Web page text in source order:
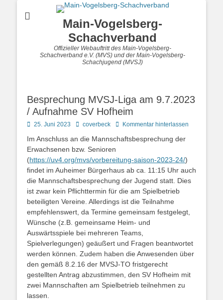
Main-Vogelsberg-
Schachverband
Offizieller Webauftritt des Main-Vogelsberg-
Schachverband e.V. (MVS) und der Main-Vogelsberg-
Schachjugend (MVSJ)
Besprechung MVSJ-Liga am 9.7.2023
/ Aufnahme SV Hofheim
Posted
25. Juni 2023 Autorcoverbeck Kommentar hinterlassen
Im Anschluss an die Mannschaftsbesprechung der
Erwachsenen bzw. Senioren
(https://uv4.org/mvs/vorbereitung-saison-2023-24/)
findet im Auheimer Bürgerhaus ab ca. 11:15 Uhr auch
die Mannschaftsbesprechung der Jugend statt. Dies
ist zwar kein Pflichttermin für die am Spielbetrieb
beteiligten Vereine. Allerdings ist die Teilnahme
empfehlenswert, da Termine gemeinsam festgelegt,
Wünsche (z.B. gemeinsame Heim- und
Auswärtsspiele bei mehreren Teams,
Spielverlegungen) geäußert und Fragen beantwortet
werden können. Zudem haben die Anwesenden über
den gemäß 8.2.16 der MVSJ-TO fristgerecht
gestellten Antrag abzustimmen, den SV Hofheim mit
zwei Mannschaften am Spielbetrieb teilnehmen zu
lassen.